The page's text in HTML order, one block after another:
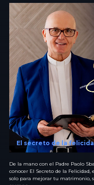
El secreto de la
De la mano con el Padre Paolo
conocer El Secreto de la
solo para mejorar tu matrimonio,